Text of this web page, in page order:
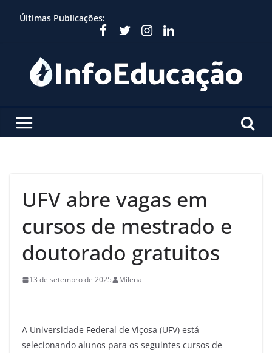
Últimas Publicações:
UFV abre vagas em
cursos de mestrado e
doutorado gratuitos
13 de setembro de 2025 Milena
A Universidade Federal de Viçosa (UFV) está
selecionando alunos para os seguintes cursos de